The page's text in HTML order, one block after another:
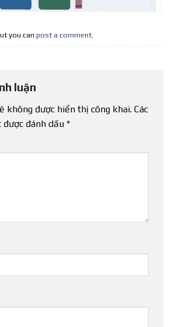
you can post a comment.
luận
không được hiển thị công khai. Các
đánh dấu *